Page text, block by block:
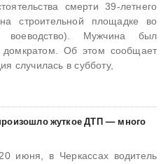
смерти 39-летнего
строительной площадке во
воеводство). Мужчина был
домкратом. Об этом сообщает
случилась в субботу,
жуткое ДТП — много
июня, в Черкассах водитель